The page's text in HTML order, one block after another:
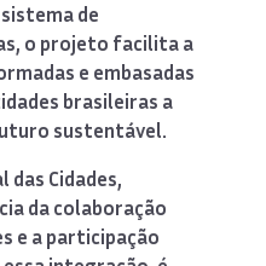
de
o projeto facilita a
e embasadas
brasileiras a
sustentável.
das Cidades,
da colaboração
e a participação